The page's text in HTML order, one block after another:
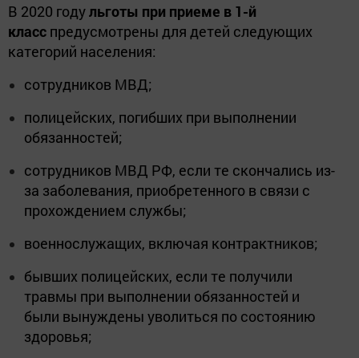
В 2020 годульготы при приеме в 1-й
класс предусмотрены для детей следующих
категорий населения:
сотрудников МВД;
полицейских, погибших при выполнении
обязанностей;
сотрудников МВД РФ, если те скончались из-
за заболевания, приобретенного в связи с
прохождением службы;
военнослужащих, включая контрактников;
бывших полицейских, если те получили
травмы при выполнении обязанностей и
были вынуждены уволиться по состоянию
здоровья;